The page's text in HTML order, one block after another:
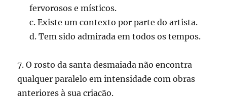
fervorosos e místicos.
c. Existe um contexto por parte do artista.
d. Tem sido admirada em todos os tempos.
7. O rosto da santa desmaiada não encontra
qualquer paralelo em intensidade com obras
anteriores à sua criação.